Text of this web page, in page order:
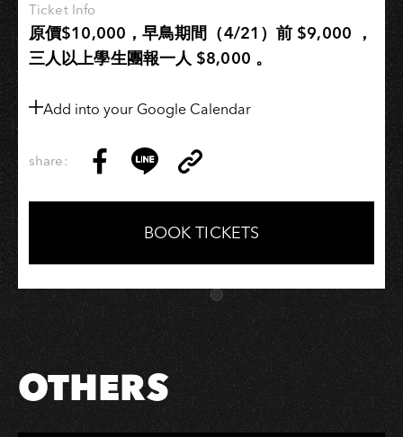
交
響
曲
運》
Ticket Info
原價$10,000，早鳥期間（4/21）前 $9,000 ，
三人以上學生團報一人 $8,000 。
Add into your Google Calendar
share:
on
Facebook
on
LINE
Link
Copy
BOOK TICKETS
OTHERS